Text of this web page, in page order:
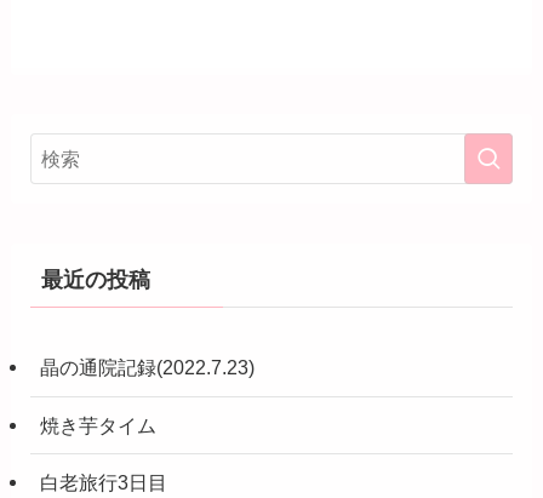
最近の投稿
晶の通院記録(2022.7.23)
焼き芋タイム
白老旅行3日目